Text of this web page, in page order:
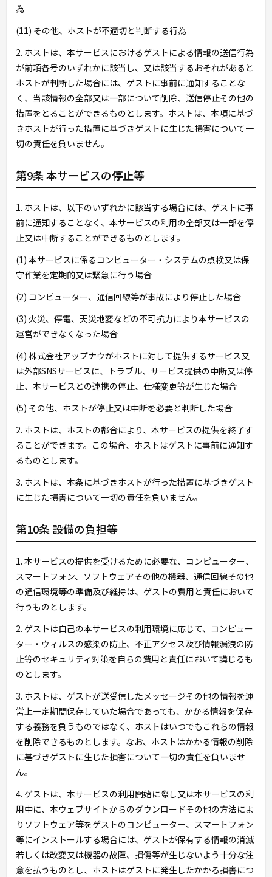
為
(11) その他、ホストが不適切と判断する行為
2. ホストは、本サービスにおけるゲストによる情報の送信行為
が前項各号のいずれかに該当し、又は該当するおそれがあると
ホストが判断した場合には、ゲストに事前に通知することな
く、当該情報の全部又は一部について削除、送信停止その他の
措置をとることができるものとします。ホストは、本項に基づ
きホストが行った措置に基づきゲストに生じた損害について一
切の責任を負いません。
第9条 本サービスの停止等
1. ホストは、以下のいずれかに該当する場合には、ゲストに事
前に通知することなく、本サービスの利用の全部又は一部を停
止又は中断することができるものとします。
(1) 本サービスに係るコンピューター・システムの点検又は保
守作業を定期的又は緊急に行う場合
(2) コンピューター、通信回線等が事故により停止した場合
(3) 火災、停電、天災地変などの不可抗力により本サービスの
運営ができなくなった場合
(4) 株式会社アップナウがホストに対して提供するサービス又
は外部SNSサービスに、トラブル、サービス提供の中断又は停
止、本サービスとの連携の停止、仕様変更等が生じた場合
(5) その他、ホストが停止又は中断を必要と判断した場合
2. ホストは、ホストの都合により、本サービスの提供を終了す
ることができます。この場合、ホストはゲストに事前に通知す
るものとします。
3. ホストは、本条に基づきホストが行った措置に基づきゲスト
に生じた損害について一切の責任を負いません。
第10条 設備の負担等
1. 本サービスの提供を受けるために必要な、コンピューター、
スマートフォン、ソフトウェアその他の機器、通信回線その他
の通信環境等の準備及び維持は、ゲストの費用と責任において
行うものとします。
2. ゲストは自己の本サービスの利用環境に応じて、コンピュー
ター・ウィルスの感染の防止、不正アクセス及び情報漏洩の防
止等のセキュリティ対策を自らの費用と責任において講じるも
のとします。
3. ホストは、ゲストが送受信したメッセージその他の情報を運
営上一定期間保存していた場合であっても、かかる情報を保存
する義務を負うものではなく、ホストはいつでもこれらの情報
を削除できるものとします。なお、ホストはかかる情報の削除
に基づきゲストに生じた損害について一切の責任を負いませ
ん。
4. ゲストは、本サービスの利用開始に際し又は本サービスの利
用中に、本ウェブサイトからのダウンロードその他の方法によ
りソフトウェア等をゲストのコンピューター、スマートフォン
等にインストールする場合には、ゲストが保有する情報の消滅
若しくは改変又は機器の故障、損傷等が生じないよう十分な注
意を払うものとし、ホストはゲストに発生したかかる損害につ